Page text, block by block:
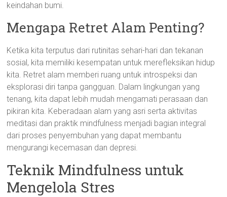
keindahan bumi.
Mengapa Retret Alam Penting?
Ketika kita terputus dari rutinitas sehari-hari dan tekanan
sosial, kita memiliki kesempatan untuk merefleksikan hidup
kita. Retret alam memberi ruang untuk introspeksi dan
eksplorasi diri tanpa gangguan. Dalam lingkungan yang
tenang, kita dapat lebih mudah mengamati perasaan dan
pikiran kita. Keberadaan alam yang asri serta aktivitas
meditasi dan praktik mindfulness menjadi bagian integral
dari proses penyembuhan yang dapat membantu
mengurangi kecemasan dan depresi.
Teknik Mindfulness untuk
Mengelola Stres